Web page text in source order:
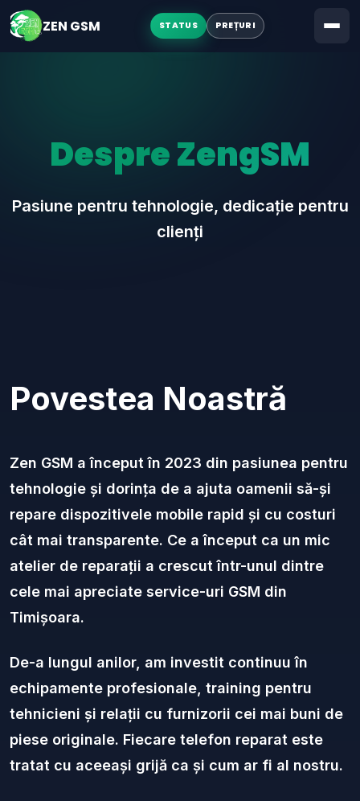
ZEN GSM STATUS PREȚURI
Despre ZengSM
Pasiune pentru tehnologie, dedicație pentru
clienți
Povestea Noastră
Zen GSM a început în 2023 din pasiunea pentru
tehnologie și dorința de a ajuta oamenii să-și
repare dispozitivele mobile rapid și cu costuri
cât mai transparente. Ce a început ca un mic
atelier de reparații a crescut într-unul dintre
cele mai apreciate service-uri GSM din
Timișoara.
De-a lungul anilor, am investit continuu în
echipamente profesionale, training pentru
tehnicieni și relații cu furnizorii cei mai buni de
piese originale. Fiecare telefon reparat este
tratat cu aceeași grijă ca și cum ar fi al nostru.